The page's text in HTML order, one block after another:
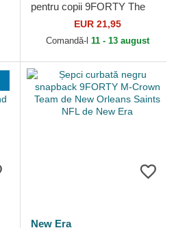
pentru copii 9FORTY The
League de Las Vegas
Raiders NFL de New Era
EUR 21,95
Comandă-l 11 - 13 august
New Era